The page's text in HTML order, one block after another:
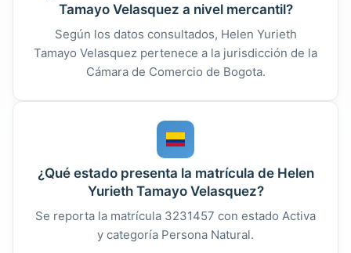
Tamayo Velasquez a nivel mercantil?
Según los datos consultados, Helen Yurieth
Tamayo Velasquez pertenece a la jurisdicción de la
Cámara de Comercio de Bogota.
¿Qué estado presenta la matrícula de Helen
Yurieth Tamayo Velasquez?
Se reporta la matrícula 3231457 con estado Activa
y categoría Persona Natural.